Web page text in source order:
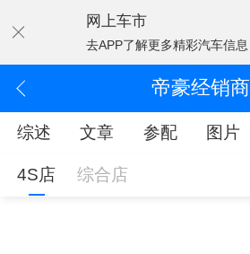
网上车市
去APP了解更多精彩汽车信息
帝豪经销商
综述 文章 参配 图片
4S店 综合店